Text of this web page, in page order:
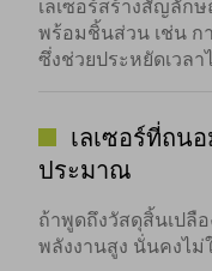
เลเซอร์สร้างสัญลัก
พร้อมชิ้นส่วน เช่น ก
ซึ่งช่วยประหยัดเวลา
เลเซอร์ที่ถน
ประมาณ
ถ้าพูดถึงวัสดุสิ้นเปลื
พลังงานสูง นั่นคงไ